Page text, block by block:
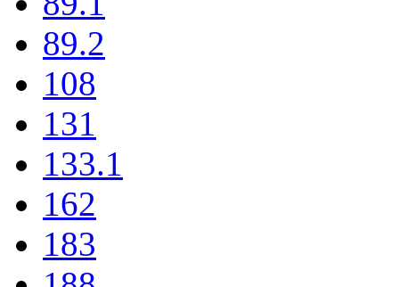
89.2
108
131
133.1
162
183